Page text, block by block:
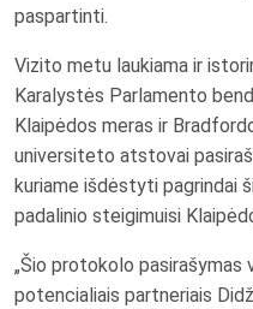
paspartinti.
Vizito metu laukiama ir
Karalystės Parlamento
Klaipėdos meras ir
universiteto atstovai
kuriame išdėstyti pagrindai
padalinio steigimuisi
„Šio protokolo pasirašymas
potencialiais partneriais